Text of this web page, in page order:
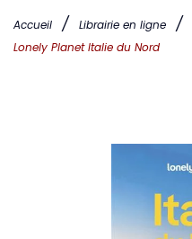
Accueil / Librairie en ligne /
Lonely Planet Italie du Nord